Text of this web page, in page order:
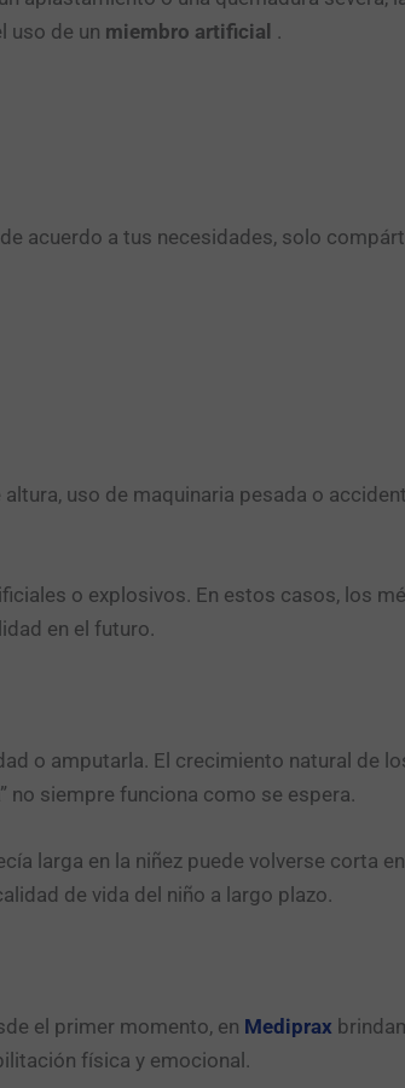
uso de un miembro artificial .
acuerdo a tus necesidades, solo
uso de maquinaria pesada o
o explosivos. En estos casos, los
en el futuro.
o amputarla. El crecimiento natural de
no siempre funciona como se espera.
larga en la niñez puede volverse corta
de vida del niño a largo plazo.
el primer momento, en Mediprax
física y emocional.